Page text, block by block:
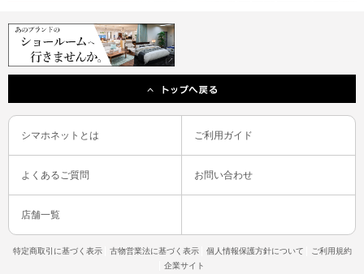
シマホネットとは ご利用ガイド
よくあるご質問 お問い合わせ
店舗一覧
特定商取引に基づく表示 古物営業法に基づく表示 個人情報保護方針について
ご利用規約
企業サイト